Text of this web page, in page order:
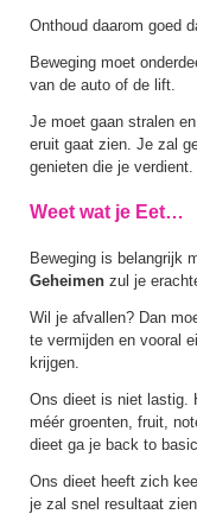
Onthoud daarom goed
Beweging moet
van de auto of de lift.
Je moet gaan stralen
eruit gaat zien. Je zal
genieten die je verdient.
Weet wat je Eet…
Beweging is belangrijk
Geheimen zul je
Wil je afvallen? Dan
te vermijden en vooral
krijgen.
Ons dieet is niet lastig.
méér groenten, fruit,
dieet ga je back to
Ons dieet heeft zich
je zal snel resultaat